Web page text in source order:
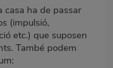
casa ha de passar
(impulsió,
etc.) que suposen
També podem